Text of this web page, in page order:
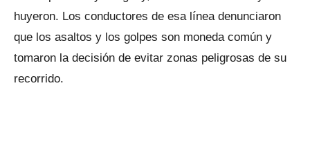
huyeron. Los conductores de esa línea denunciaron
que los asaltos y los golpes son moneda común y
tomaron la decisión de evitar zonas peligrosas de su
recorrido.